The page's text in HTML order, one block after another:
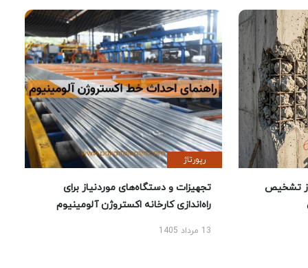
تشخیص
رپورتاژ
تجهیزات و دستگاه‌های موردنیاز برای
راه‌اندازی کارخانه اکستروژن آلومینیوم
13 مرداد 1405